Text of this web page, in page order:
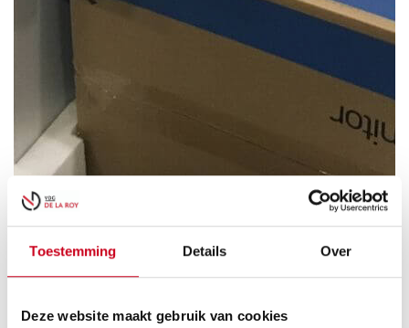
Toestemming Details Over
Deze website maakt gebruik van cookies
MEEDENKEN OVER
DE VERPAKKING